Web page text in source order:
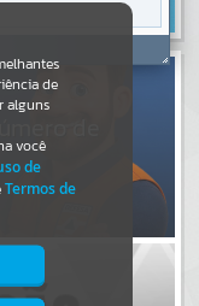
de
de
alguns
você
de
Termos de